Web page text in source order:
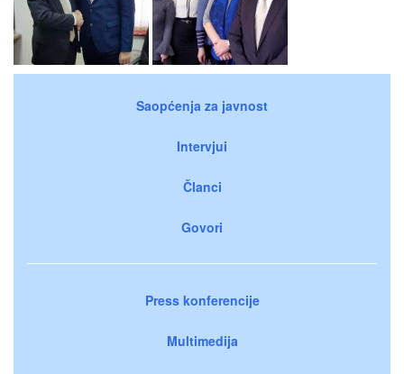
Saopćenja za javnost
Intervjui
Članci
Govori
Press konferencije
Multimedija